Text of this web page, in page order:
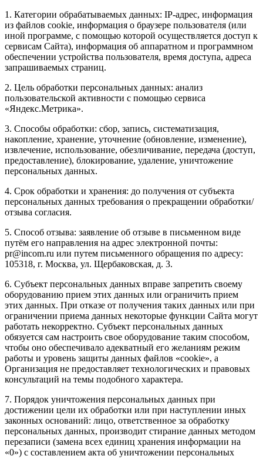
1. Категории обрабатываемых данных: IP-адрес, информация
из файлов cookie, информация о браузере пользователя (или
иной программе, с помощью которой осуществляется доступ к
сервисам Сайта), информация об аппаратном и программном
обеспечении устройства пользователя, время доступа, адреса
запрашиваемых страниц.
2. Цель обработки персональных данных: анализ
пользовательской активности с помощью сервиса
«Яндекс.Метрика».
3. Способы обработки: сбор, запись, систематизация,
накопление, хранение, уточнение (обновление, изменение),
извлечение, использование, обезличивание, передача (доступ,
предоставление), блокирование, удаление, уничтожение
персональных данных.
4. Срок обработки и хранения: до получения от субъекта
персональных данных требования о прекращении обработки/
отзыва согласия.
5. Способ отзыва: заявление об отзыве в письменном виде
путём его направления на адрес электронной почты:
pr@incom.ru или путем письменного обращения по адресу:
105318, г. Москва, ул. Щербаковская, д. 3.
6. Субъект персональных данных вправе запретить своему
оборудованию прием этих данных или ограничить прием
этих данных. При отказе от получения таких данных или при
ограничении приема данных некоторые функции Сайта могут
работать некорректно. Субъект персональных данных
обязуется сам настроить свое оборудование таким способом,
чтобы оно обеспечивало адекватный его желаниям режим
работы и уровень защиты данных файлов «cookie», а
Организация не предоставляет технологических и правовых
консультаций на темы подобного характера.
7. Порядок уничтожения персональных данных при
достижении цели их обработки или при наступлении иных
законных оснований: лицо, ответственное за обработку
персональных данных, производит стирание данных методом
перезаписи (замена всех единиц хранения информации на
«0») с составлением акта об уничтожении персональных